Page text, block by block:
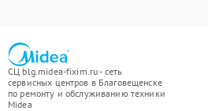
СЦ blg.midea-fixim.ru - сеть
сервисных центров в Благовещенске
по ремонту и обслуживанию техники
Midea